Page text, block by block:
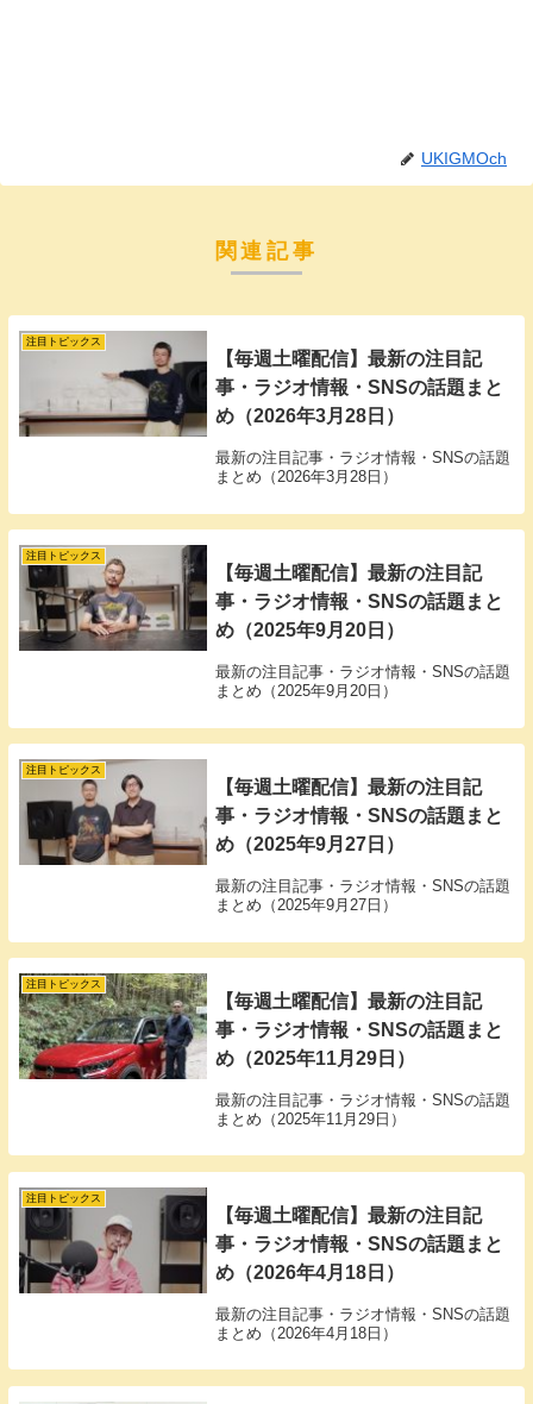
UKIGMOch
関連記事
注目トピックス
【毎週土曜配信】最新の注目記
事・ラジオ情報・SNSの話題まと
め（2026年3月28日）
最新の注目記事・ラジオ情報・SNSの話題
まとめ（2026年3月28日）
注目トピックス
【毎週土曜配信】最新の注目記
事・ラジオ情報・SNSの話題まと
め（2025年9月20日）
最新の注目記事・ラジオ情報・SNSの話題
まとめ（2025年9月20日）
注目トピックス
【毎週土曜配信】最新の注目記
事・ラジオ情報・SNSの話題まと
め（2025年9月27日）
最新の注目記事・ラジオ情報・SNSの話題
まとめ（2025年9月27日）
注目トピックス
【毎週土曜配信】最新の注目記
事・ラジオ情報・SNSの話題まと
め（2025年11月29日）
最新の注目記事・ラジオ情報・SNSの話題
まとめ（2025年11月29日）
注目トピックス
【毎週土曜配信】最新の注目記
事・ラジオ情報・SNSの話題まと
め（2026年4月18日）
最新の注目記事・ラジオ情報・SNSの話題
まとめ（2026年4月18日）